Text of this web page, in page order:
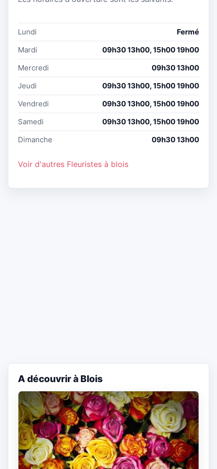
Lundi
Fermé
Mardi
09h30 13h00, 15h00 19h00
Mercredi
09h30 13h00
Jeudi
09h30 13h00, 15h00 19h00
Vendredi
09h30 13h00, 15h00 19h00
Samedi
09h30 13h00, 15h00 19h00
Dimanche
09h30 13h00
Voir d'autres Fleuristes à blois
A découvrir à Blois